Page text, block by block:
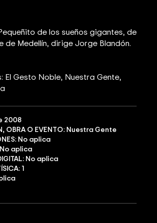
de los sueños gigantes, de
de Medellín, dirige Jorge Blandón.
El Gesto Noble Nuestra Gente
2008
OBRA O EVENTO: Nuestra Gente
No aplica
No aplica
No aplica
1